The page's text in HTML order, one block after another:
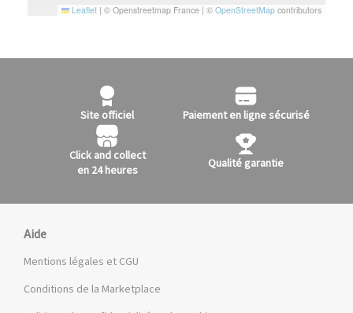
Leaflet | © Openstreetmap France | © OpenStreetMap contributors
Site officiel Paiement en ligne sécurisé
Click and collect
en 24 heures
Qualité garantie
Aide
Mentions légales et CGU
Conditions de la Marketplace